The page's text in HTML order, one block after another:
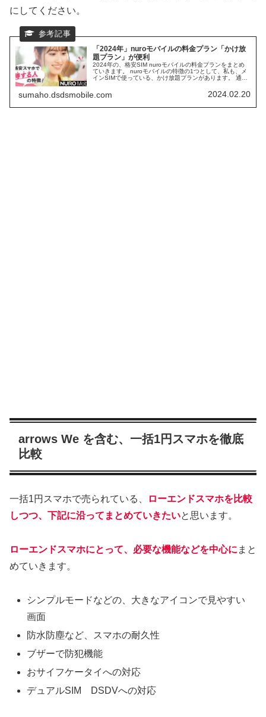
にしてください。
「2024年」nuroモバイルの料金プラン「かけ放
題プラン」が便利
2024年の、格安SIM nuroモバイルの料金プランをまとめ
ていきます。 nuroモバイルの特徴の1つとして、私も、メ
インSIMで使っている、かけ放題プランがあります。 通話
sumaho.dsdsmobile.com 2024.02.20
arrows We を含む、一括1円スマホを徹底
比較
一括1円スマホで売られている、
ローエンドスマホを比較
しつつ、下記に沿ってまとめていきたいと思います。
ローエンドスマホにとって、必要な機能などを中心に まと
めていきます。
シンプルモードなどの、大きなアイコンで見やすい
画面
防水防塵など、スマホの耐久性
ブザーで防犯機能
おサイフケータイへの対応
デュアルSIM DSDVへの対応